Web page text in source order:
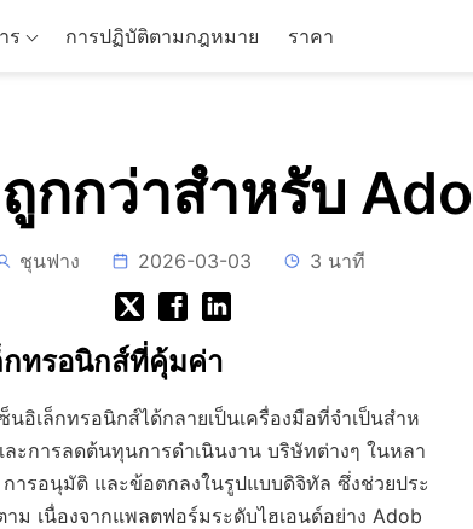
ร การปฏิบัติตามกฎหมาย ราคา
กกว่าสำหรับ
ชุนฟาง 2026-03-03 3 นาที
กทรอนิกส์ที่คุ้มค่า
อิเล็กทรอนิกส์ได้กลายเป็นเครื่องมือที่จำเป็นสำห
ะการลดต้นทุนการดำเนินงาน บริษัทต่างๆ ในหลา
ารอนุมัติ และข้อตกลงในรูปแบบดิจิทัล ซึ่งช่วยประ
ม เนื่องจากแพลตฟอร์มระดับไฮเอนด์อย่าง Adob